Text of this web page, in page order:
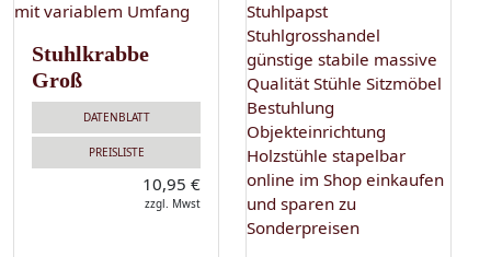
Stuhlkrabbe
Groß
DATENBLATT
PREISLISTE
10,95 €
zzgl. Mwst